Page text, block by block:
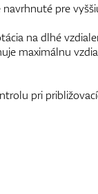
pre
na dlhé
maximálnu
pri